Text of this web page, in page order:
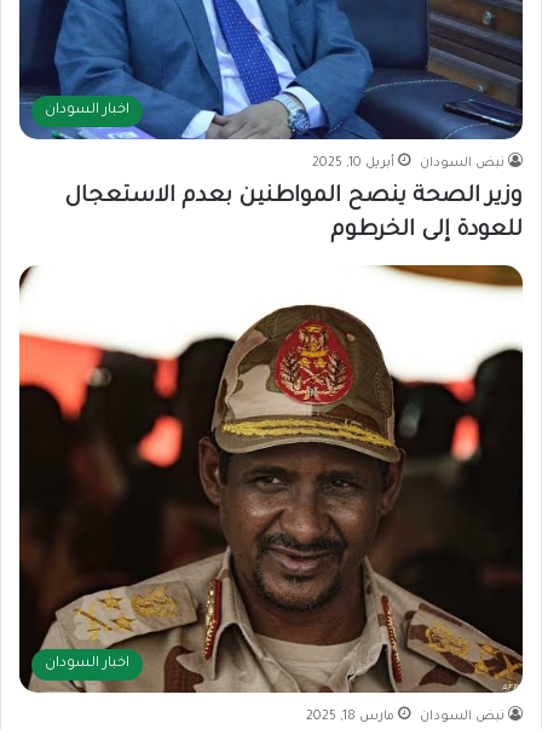
اخبار السودان
نبض السودان أبريل 10, 2025
وزير الصحة ينصح المواطنين بعدم الاستعجال
للعودة إلى الخرطوم
اخبار السودان
نبض السودان مارس 18, 2025